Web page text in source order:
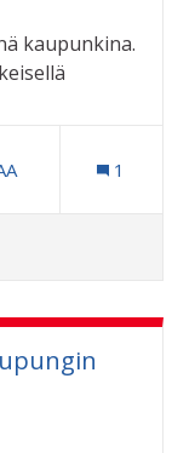
kaupunkina.
1